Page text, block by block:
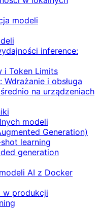
modeli
inference:
i Token Limits
i obsługa
na urządzeniach
modeli
Generation)
learning
generation
AI z Docker
w produkcji